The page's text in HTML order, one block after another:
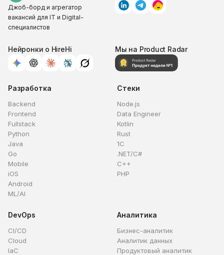
Джоб-борд и агрегатор
вакансий для IT и Digital-
специалистов
Нейронки о HireHi Мы на Product Radar
Разработка
Backend
Frontend
Fullstack
Python
Java
Go
Mobile
iOS
Android
ML/AI
Стеки
Node.js
Data Engineer
Kotlin
Rust
1C
.NET/C#
C++
PHP
DevOps
CI/CD
Cloud
IaC
Аналитика
Бизнес-аналитик
Аналитик данных
Продуктовый аналитик